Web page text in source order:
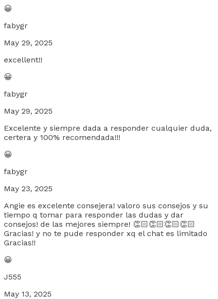
😀
fabygr
May 29, 2025
excellent!!
😀
fabygr
May 29, 2025
Excelente y siempre dada a responder cualquier duda,
certera y 100% recomendada!!!
😀
fabygr
May 23, 2025
Angie es excelente consejera! valoro sus consejos y su
tiempo q tomar para responder las dudas y dar
consejos! de las mejores siempre! 👏🏻👏🏻👏🏻👏🏻
Gracias! y no te pude responder xq el chat es limitado
Gracias!!
😀
J555
May 13, 2025